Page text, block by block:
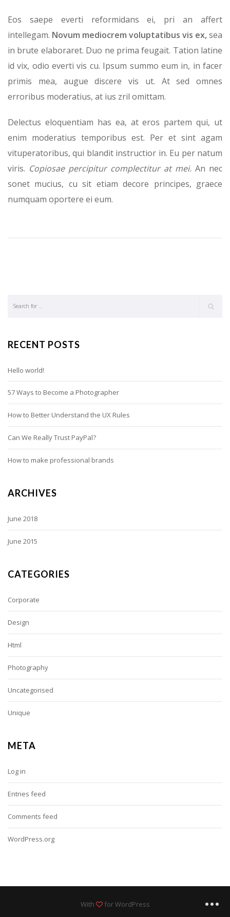
Eos saepe everti reformidans ei, pri an affert
intellegam. Novum mediocrem voluptatibus vis ex,sea
in brute elaboraret. Duo ne prima feugait. Tation latine
id vix, odio everti vis cu. Ipsum summo eum in, in facer
primis mea, augue discere vis ut. At sed omnes
erroribus moderatius, at ius zril omittam.
Delectus eloquentiam has ea, at eros partem qui, ut
enim moderatius temporibus est. Per et sint agam
vituperatoribus, qui blandit instructior in. Eu per natum
viris. Copiosae percipitur complectitur at mei. An nec
sonet mucius, cu sit etiam decore principes, graece
numquam oportere ei eum.
RECENT POSTS
Hello world!
57 Ways to Become a Photographer
How to Better Understand the UX Rules
Can We Really Trust PayPal?
How to make professional brands
ARCHIVES
June 2018
June 2015
CATEGORIES
Corporate
Design
Html
Photography
Uncategorised
Unique
META
Log in
Entries feed
Comments feed
WordPress.org
With for WordPress